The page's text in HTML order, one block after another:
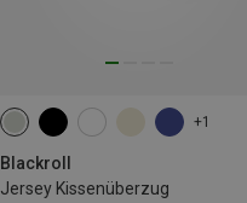
+1
Blackroll
Jersey Kissenüberzug